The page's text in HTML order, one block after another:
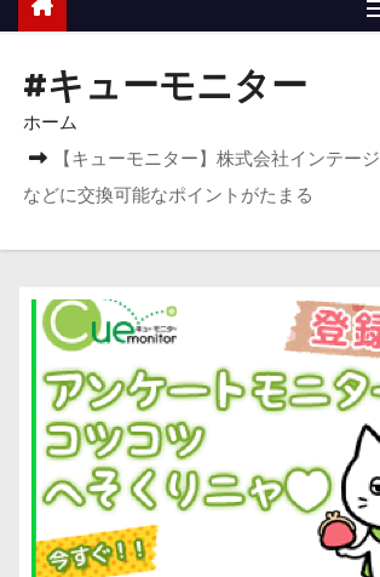
#キューモニター
ホーム
【キューモニター】株式会社インテー
などに交換可能なポイントがたまる